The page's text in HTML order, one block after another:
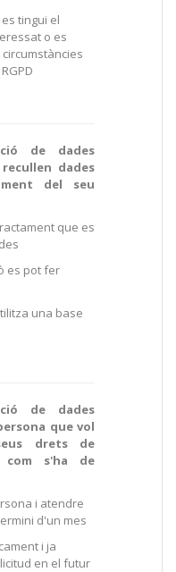
tingui el
o es
de dades
dades
del seu
que es
es pot fer
una base
de dades
que vol
drets de
com s'ha de
i atendre
d'un mes
i ja
en el futur